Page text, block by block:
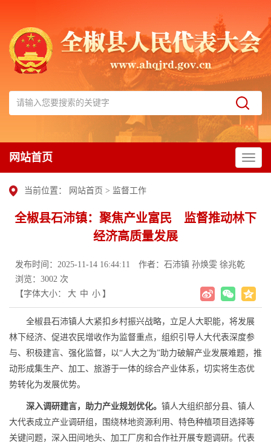
网站首页
当前位置： 网站首页 > 监督工作
全椒县石沛镇：聚焦产业富民 监督推动林下
经济高质量发展
发布时间：2025-11-14 16:44:11
作者：石沛镇 孙焕雯 徐兆乾
浏览：3002 次
【字体大小：
大 中 小 】
全椒县石沛镇人大紧扣乡村振兴战略，立足人大职能，将发展
林下经济、促进农民增收作为监督重点，组织引导人大代表深度参
与、积极建言、强化监督，以“人大之为”助力破解产业发展难题，推
动形成集生产、加工、旅游于一体的综合产业体系，切实将生态优
势转化为发展优势。
深入调研建言，助力产业规划优化。 镇人大组织部分县、镇人
大代表成立产业调研组，围绕林地资源利用、特色种植项目选择等
关键问题，深入田间地头、加工厂房和合作社开展专题调研。代表